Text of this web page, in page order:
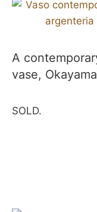
A
vase,
SOLD.